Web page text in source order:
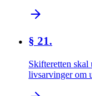
§ 21.
Skifteretten
livsarvinger om